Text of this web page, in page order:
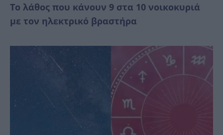
Το λάθος που κάνουν 9 στα 10 νοικοκυριά
με τον ηλεκτρικό βραστήρα